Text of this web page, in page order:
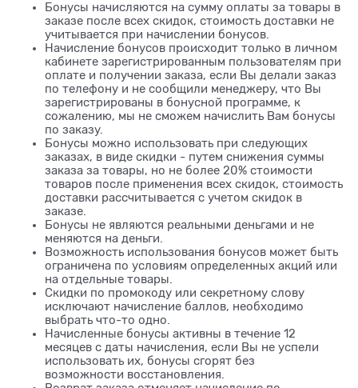
Бонусы начисляются на сумму оплаты за товары в
заказе после всех скидок, стоимость доставки не
учитывается при начислении бонусов.
Начисление бонусов происходит только в личном
кабинете зарегистрированным пользователям при
оплате и получении заказа, если Вы делали заказ
по телефону и не сообщили менеджеру, что Вы
зарегистрированы в бонусной программе, к
сожалению, мы не сможем начислить Вам бонусы
по заказу.
Бонусы можно использовать при следующих
заказах, в виде скидки - путем снижения суммы
заказа за товары, но не более 20% стоимости
товаров после применения всех скидок, стоимость
доставки рассчитывается с учетом скидок в
заказе.
Бонусы не являются реальными деньгами и не
меняются на деньги.
Возможность использования бонусов может быть
ограничена по условиям определенных акций или
на отдельные товары.
Скидки по промокоду или секретному слову
исключают начисление баллов, необходимо
выбрать что-то одно.
Начисленные бонусы активны в течение 12
месяцев с даты начисления, если Вы не успели
использовать их, бонусы сгорят без
возможности восстановления.